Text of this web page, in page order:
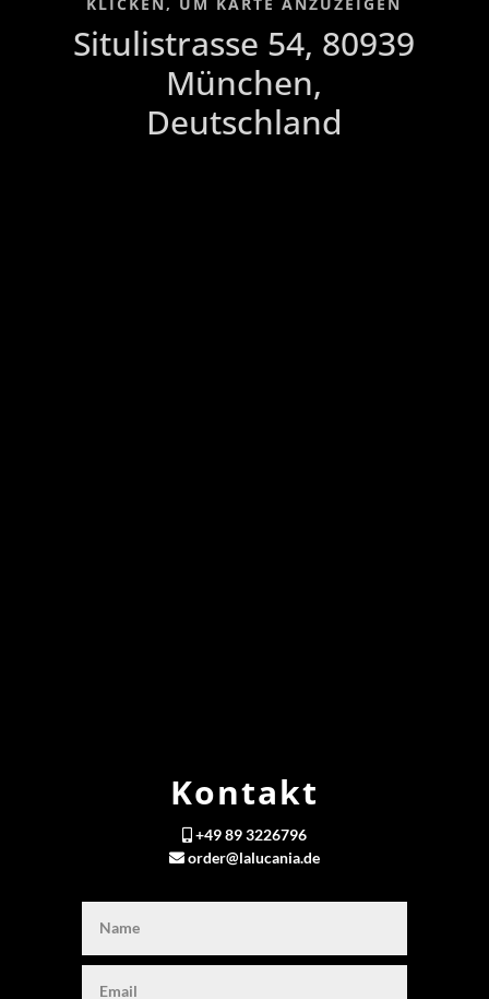
Situlistrasse 54, 80939
München,
Deutschland
Kontakt
+49 89 3226796
order@lalucania.de